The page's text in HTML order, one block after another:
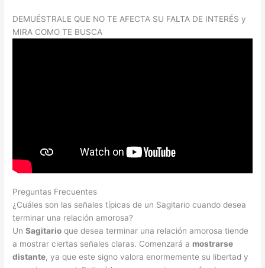
DEMUÉSTRALE QUE NO TE AFECTA SU FALTA DE INTERÉS y
MIRA COMO TE BUSCA
Preguntas Frecuentes
¿Cuáles son las señales típicas de un Sagitario cuando desea
terminar una relación amorosa?
UnSagitario que desea terminar una relación amorosa tiende
a mostrar ciertas señales claras. Comenzará a mostrarse
distante, ya que este signo valora enormemente su libertad y